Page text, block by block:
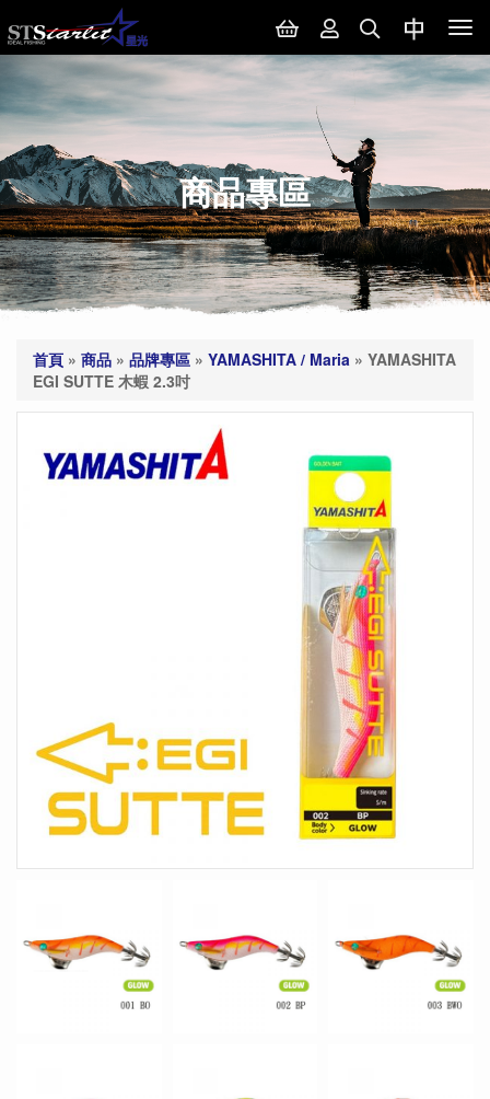
商品專區
首頁 » 商品 » 品牌專區 » YAMASHITA / Maria » YAMASHITA
EGI SUTTE 木蝦 2.3吋